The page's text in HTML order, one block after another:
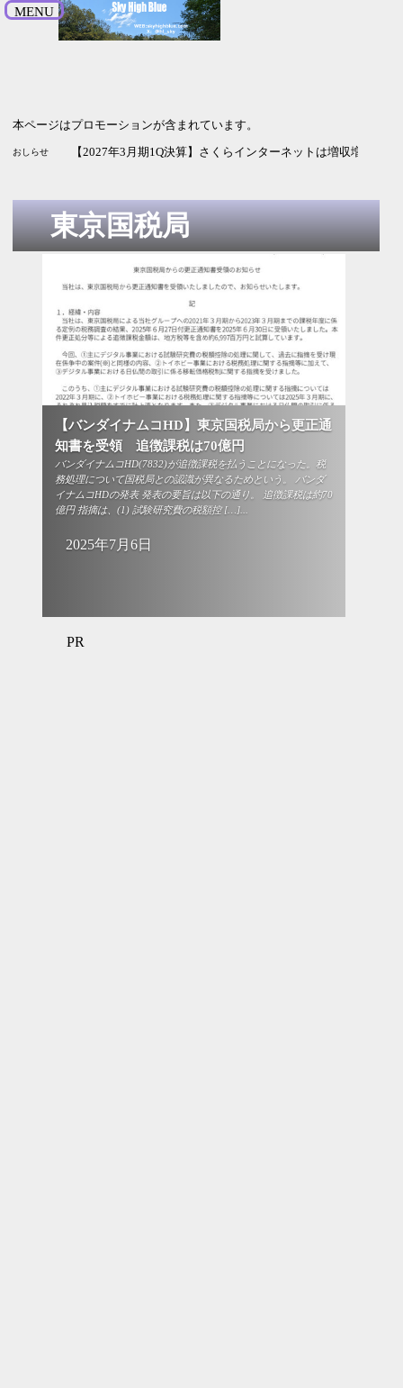
MENU
本ページはプロモーションが含まれています。
おしらせ 【2026年9月期3Q決算】HENNGEは増収増益 純利益の進捗率
【2027年3月期1Q決算】ソシオネクストは増収も利益は赤字
【2027年3月期1Q決算】さくらインターネットは増収増益
東京国税局
【バンダイナムコHD】東京国税局から更正通
知書を受領 追徴課税は70億円
バンダイナムコHD(7832)が追徴課税を払うことになった。税
務処理について国税局との認識が異なるためという。 バンダ
イナムコHDの発表 発表の要旨は以下の通り。 追徴課税は約70
億円 指摘は、(1) 試験研究費の税額控 […]...
2025年7月6日
PR